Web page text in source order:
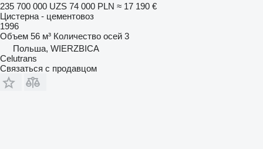
235 700 000 UZS 74 000 PLN ≈ 17 190 €
Цистерна - цементовоз
1996
Объем 56 м³ Количество осей 3
Польша, WIERZBICA
Celutrans
Связаться с продавцом